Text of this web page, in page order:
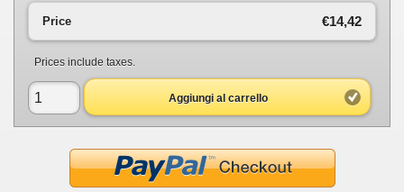
€14,42
Price
Prices include taxes.
Aggiungi al carrello